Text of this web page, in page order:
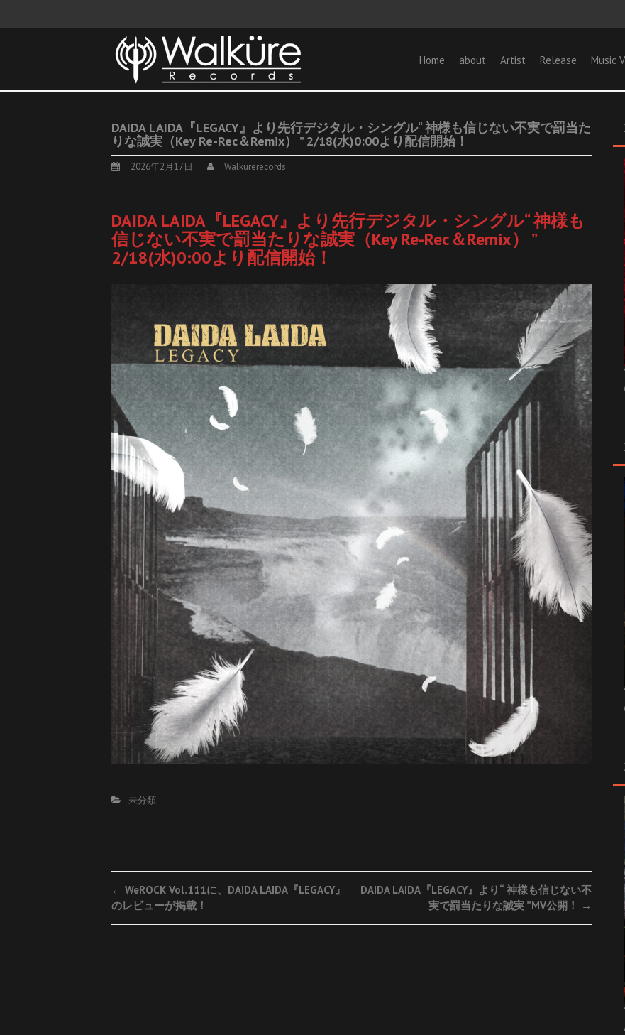
Home about Artist Release Music
DAIDA LAIDA『LEGACY』より先行デジタル・シングル“ 神様も信じない不実で罰当た
りな誠実（Key Re-Rec＆Remix） ” 2/18(水)0:00より配信開始！
2026年2月17日 Walkurerecords
DAIDA LAIDA『LEGACY』より先行デジタル・シングル“ 神様も
信じない不実で罰当たりな誠実（Key Re-Rec＆Remix） ”
2/18(水)0:00より配信開始！
未分類
Post
navigation
← WeROCK Vol.111に、DAIDA LAIDA『LEGACY』
のレビューが掲載！
DAIDA LAIDA『LEGACY』より“ 神様も信じない不
実で罰当たりな誠実 ”MV公開！
→